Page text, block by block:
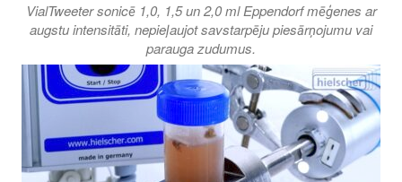
VialTweeter sonicē 1,0, 1,5 un 2,0 ml Eppendorf mēģenes ar
augstu intensitāti, nepieļaujot savstarpēju piesārņojumu vai
parauga zudumus.